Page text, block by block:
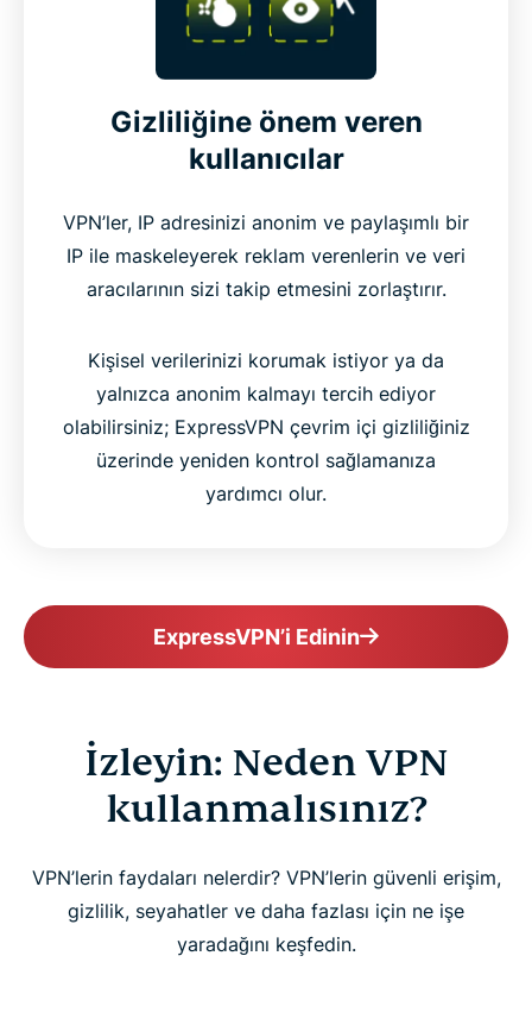
Gizliliğine önem veren
kullanıcılar
VPN’ler, IP adresinizi anonim ve paylaşımlı bir
IP ile maskeleyerek reklam verenlerin ve veri
aracılarının sizi takip etmesini zorlaştırır.
Kişisel verilerinizi korumak istiyor ya da
yalnızca anonim kalmayı tercih ediyor
olabilirsiniz; ExpressVPN çevrim içi gizliliğiniz
üzerinde yeniden kontrol sağlamanıza
yardımcı olur.
ExpressVPN’i Edinin
İzleyin: Neden VPN
kullanmalısınız?
VPN’lerin faydaları nelerdir? VPN’lerin güvenli erişim,
gizlilik, seyahatler ve daha fazlası için ne işe
yaradağını keşfedin.